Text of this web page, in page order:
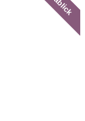
tablick